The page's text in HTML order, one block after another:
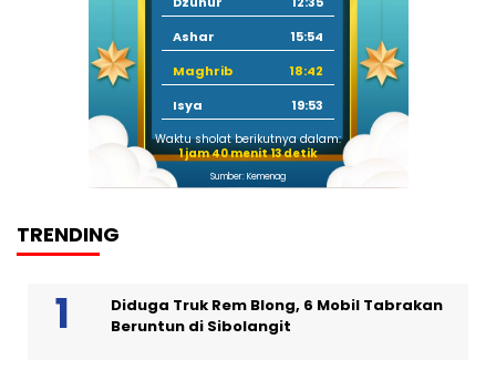
Ashar
15:54
Maghrib
18:42
Isya
19:53
Waktu sholat berikutnya dalam:
1 jam 40 menit 12 detik
Sumber: Kemenag
TRENDING
Diduga Truk Rem Blong, 6 Mobil Tabrakan
Beruntun di Sibolangit